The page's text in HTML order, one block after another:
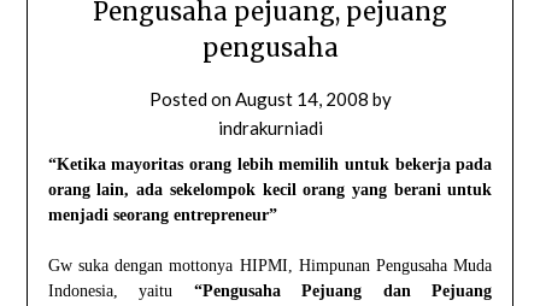
Pengusaha pejuang, pejuang
pengusaha
Posted onAugust 14, 2008 by
indrakurniadi
“Ketika mayoritas orang lebih memilih untuk bekerja pada
orang lain, ada sekelompok kecil orang yang berani untuk
menjadi seorang entrepreneur”
Gw suka dengan mottonya HIPMI, Himpunan Pengusaha Muda
Indonesia, yaitu “Pengusaha Pejuang dan Pejuang